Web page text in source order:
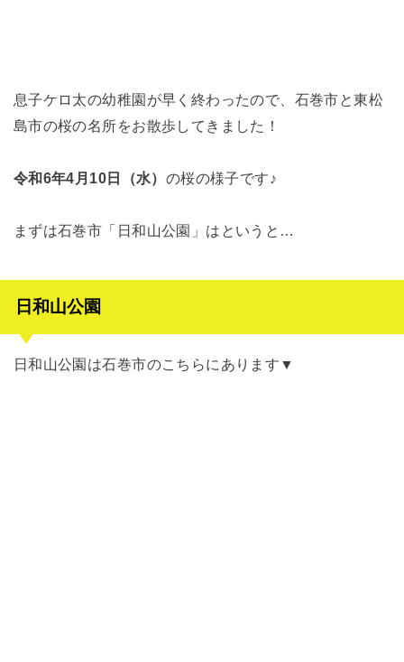
息子ケロ太の幼稚園が早く終わったので、石巻市と東松
島市の桜の名所をお散歩してきました！
令和6年4月10日（水） の桜の様子です♪
まずは石巻市「日和山公園」はというと…
日和山公園
日和山公園は石巻市のこちらにあります▼